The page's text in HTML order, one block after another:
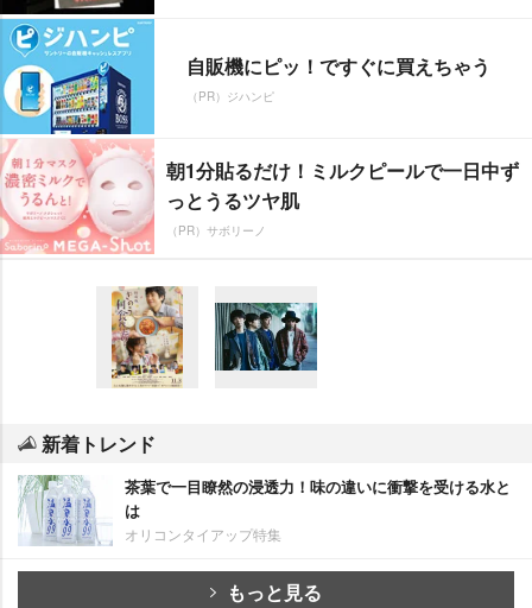
自販機にピッ！ですぐに買えちゃう
（PR）ジハンピ
朝1分貼るだけ！ミルクピールで一日中ず
っとうるツヤ肌
（PR）サボリーノ
新着トレンド
茶葉で一目瞭然の浸透力！味の違いに衝撃を受ける水と
は
オリコンタイアップ特集
もっと見る